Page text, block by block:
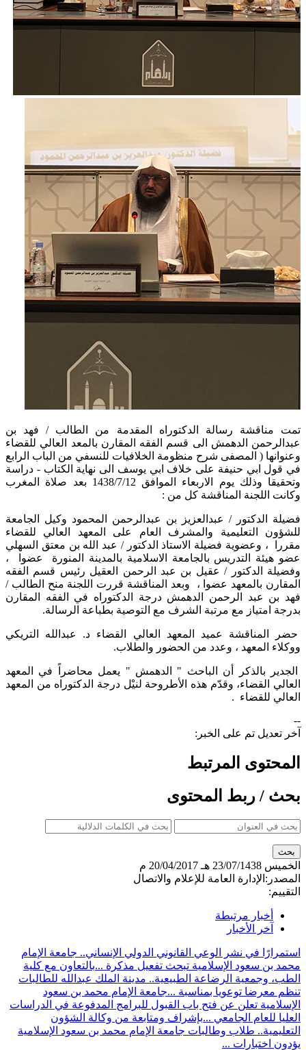
مناقشة رسالة الدكتوراه المقدمة من الطالب / فهد بن
الدهمش الى قسم الفقه المقارن بالمعد العالي للقضاء
( المصفى شرح منظومة الخلافيات للنسفي من الباب الرابع
ابي حنيفة على خلاف ابي يوسف الى نهاية الكتاب - دراسة
وتحقيقا وذلك يوم الاربعاء الموافق 1438/7/12 بعد صلاة المغرب
اللجنة المناقشة كل من :
الدكتور / عبدالعزيز بن عبدالرحمن المحمود وكيل الجامعة
التعليمية والمشرف العام على المعهد العالي للقضاء
، وعضوية فضيلة الاستاذ الدكتور / عبد الله بن معتق السهلي
هيئة التدريس بالجامعة الاسلامية بالمدينة المنورة عضوا ،
الدكتور / عقيل بن عبد الرحمن العقيل رئيس قسم الفقه
بالمعهد عضوا ، وبعد المناقشة قررت اللجنة منح الطالب /
بن عبد الرحمن الدهمش درجة الدكتوراه في الفقه المقارن
امتياز مع مرتبة الشرف مع التوصية بطباعة الرسالة.
المناقشة عميد المعهد العالي القضاء د. عبدالله التريكي
المعهد ، وعدد من الحضور والطلاب.
بالذكر أن الباحث " الدهمش " يعمل محاضراً في المعهد
القضاء، وقدّم هذه الأطروحة لنيْل درجة الدكتوراه من المعهد
للقضاء .​
تعديل تم على الخبر:
المرتبط
/ ربط المحتوى
23/07/1438 هـ
20/04/2017 م
الإدارة العامة للإعلام والاتصال
أخبار مرتبطة
آخر الأخبار
في نشر الوعي القانوني الدولي الإنساني.. جامعة الإمام
بن سعود الإسلامية تبحث تفعيل مذكرة ...بالتعاون مع كلية
وجمعية الرضاعة الطبيعية.. مدينة الملك عبدالله للطالبات
معرضا توعويا بمناسبة ...جامعة الإمام محمد بن سعود
تعلن عن فتح باب القبول للبرامج المدفوعة في الدراسات
للعام الجامعي ...بإشراف ومتابعة من وكالة الشؤون
طلاب وطالبات جامعة الإمام محمد بن سعود الإسلامية
اختبارات ...